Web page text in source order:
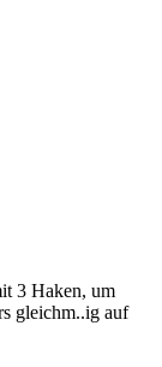
3 Haken, um
gleichm..ig auf